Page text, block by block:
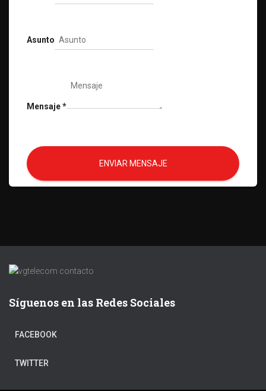
Asunto
Mensaje*
ENVIAR MENSAJE
Síguenos en las Redes Sociales
FACEBOOK
TWITTER